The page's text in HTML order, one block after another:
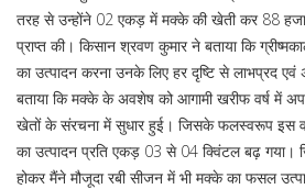
तरह से उन्होंने 02 एकड़ में मक्के की खेती कर 88
प्राप्त की। किसान श्रवण कुमार ने बताया कि
का उत्पादन करना उनके लिए हर दृष्टि से लाभप्रद
बताया कि मक्के के अवशेष को आगामी खरीफ वर्ष में
खेतों के संरचना में सुधार हुई। जिसके फलस्वरूप इस
का उत्पादन प्रति एकड़ 03 से 04 क्विंटल बढ़ गया।
होकर मैंने मौजूदा रबी सीजन में भी मक्के का फसल